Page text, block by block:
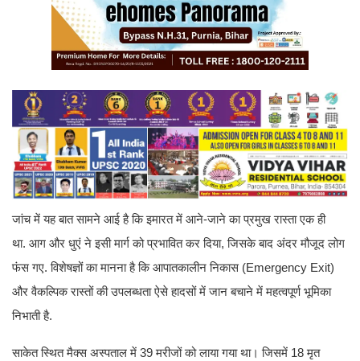
जांच में यह बात सामने आई है कि इमारत में आने-जाने का प्रमुख रास्ता एक ही
था. आग और धुएं ने इसी मार्ग को प्रभावित कर दिया, जिसके बाद अंदर मौजूद लोग
फंस गए. विशेषज्ञों का मानना है कि आपातकालीन निकास (Emergency Exit)
और वैकल्पिक रास्तों की उपलब्धता ऐसे हादसों में जान बचाने में महत्वपूर्ण भूमिका
निभाती है.
साकेत स्थित मैक्स अस्पताल में 39 मरीजों को लाया गया था। जिसमें 18 मृत